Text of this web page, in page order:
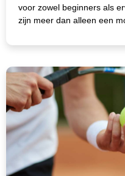
voor zowel beginners als
zijn meer dan alleen een